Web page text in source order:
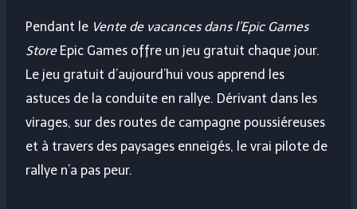
Pendant le Vente de vacances dans l’Epic Games
StoreEpic Games offre un jeu gratuit chaque jour.
Le jeu gratuit d’aujourd’hui vous apprend les
astuces de la conduite en rallye. Dérivant dans les
virages, sur des routes de campagne poussiéreuses
et à travers des paysages enneigés, le vrai pilote de
rallye n’a pas peur.